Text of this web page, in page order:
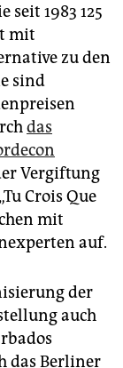
1983 125
mit
zu den
sind
das
Vergiftung
Crois Que
mit
auf.
der
auch
das Berliner